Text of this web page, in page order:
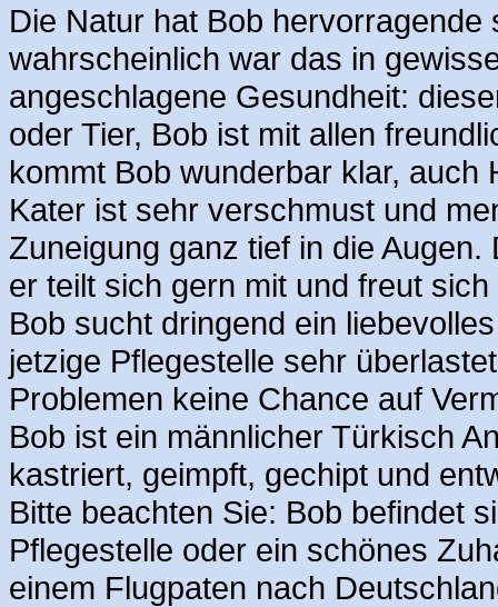
Die Natur hat Bob
wahrscheinlich war das in
angeschlagene Gesundheit:
oder Tier, Bob ist mit allen
kommt Bob wunderbar klar, auch
Kater ist sehr verschmust und
Zuneigung ganz tief in die
er teilt sich gern mit und freut
Bob sucht dringend ein
jetzige Pflegestelle sehr
Problemen keine Chance auf
Bob ist ein männlicher Türkisch
kastriert, geimpft, gechipt und
Bitte beachten Sie: Bob befindet
Pflegestelle oder ein schönes
einem Flugpaten nach